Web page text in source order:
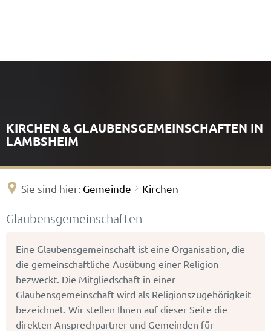
KIRCHEN & GLAUBENSGEMEINSCHAFTEN IN
LAMBSHEIM
Sie sind hier: Gemeinde Kirchen
Kirchen
Glaubensgemeinschaften
Ortsgemeinde
Lambsheim
Glaubensgemeinschaften
Eine Glaubensgemeinschaft ist eine Organisation, die
die gemeinschaftliche Ausübung einer Religion
bezweckt. Die Mitgliedschaft in einer
Glaubensgemeinschaft wird als Religionszugehörigkeit
bezeichnet. Wir stellen Ihnen auf dieser Seite die
direkten Ansprechpartner und Gemeinden für